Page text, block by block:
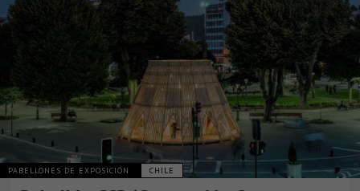
PABELLONES DE EXPOSICIÓN CHILE